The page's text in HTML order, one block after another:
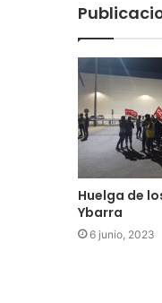
Huelga de
Ybarra
6 junio, 2023